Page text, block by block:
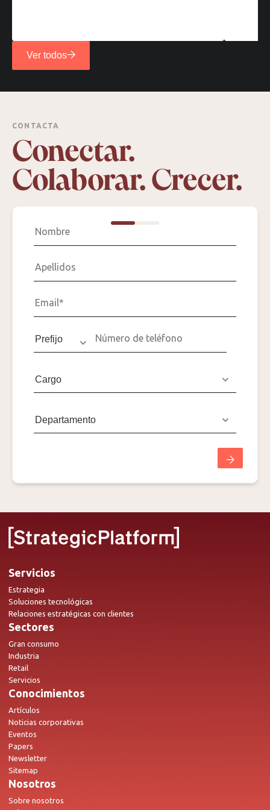
Ver todos
CONTACTA
Conectar.
Colaborar. Crecer.
Servicios
Estrategia
Soluciones tecnológicas
Relaciones estratégicas con clientes
Sectores
Gran consumo
Industria
Retail
Servicios
Conocimientos
Artículos
Noticias corporativas
Eventos
Papers
Newsletter
Sitemap
Nosotros
Sobre nosotros